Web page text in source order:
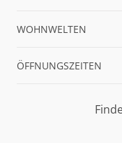
WOHNWELTEN
ÖFFNUNGSZEITEN